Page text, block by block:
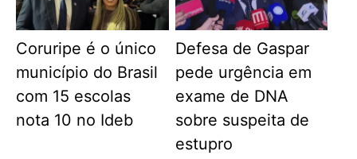
Coruripe é o único
município do Brasil
com 15 escolas
nota 10 no Ideb
Defesa de Gaspar
pede urgência em
exame de DNA
sobre suspeita de
estupro